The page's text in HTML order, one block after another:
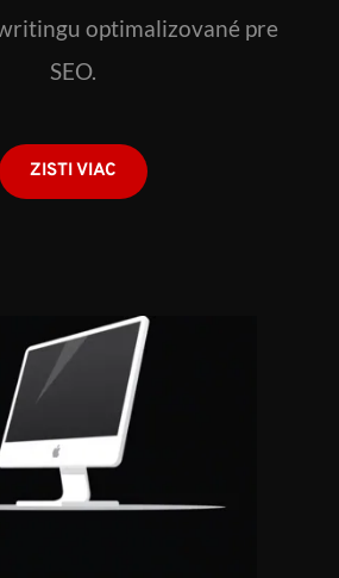
optimalizované pre
SEO.
ZISTI VIAC